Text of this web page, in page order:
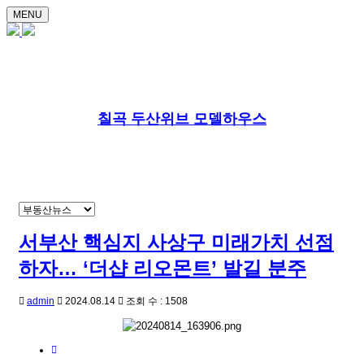
MENU
칠곡 두산위브 모델하우스
서부산 핵심지 사상구 미래가치 선점
하자… ‘더샵 리오몬트’ 발길 분주
admin 2024.08.14 조회 수 : 1508